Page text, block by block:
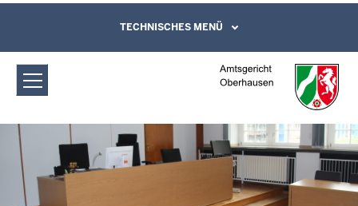
Amtsgericht Oberhausen:
Sitzungstermine
Direkt zum Inhalt
Leichte Sprache, Gebärdensprachenvideo
und Kontaktformular
TECHNISCHES MENÜ